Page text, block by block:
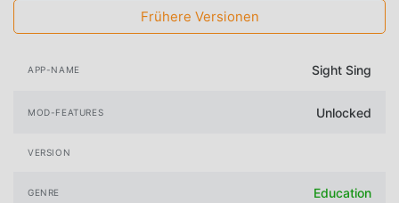
Frühere Versionen
APP-NAME Sight Sing
MOD-FEATURES Unlocked
VERSION
GENRE Education